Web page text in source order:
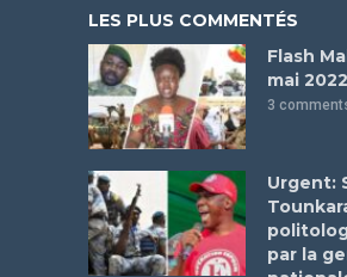
LES PLUS COMMENTÉS
Flash
mai 2022
3
Urgent:
par la